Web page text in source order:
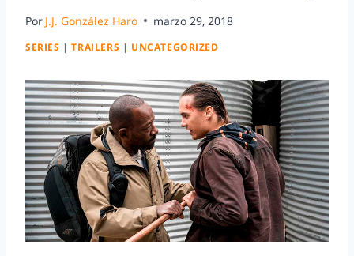
Por J.J. González Haro marzo 29, 2018
SERIES |TRAILERS | UNCATEGORIZED